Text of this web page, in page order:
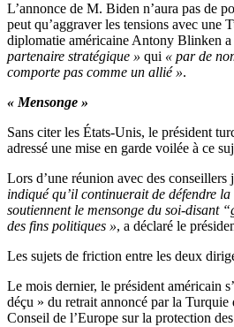
L’annonce de M. Biden n’aura pas de
peut qu’aggraver les tensions avec une
diplomatie américaine Antony Blinken
partenaire stratégique » qui « par de
comporte pas comme un allié ».
« Mensonge »
Sans citer les États-Unis, le président
adressé une mise en garde voilée à ce
Lors d’une réunion avec des
indiqué qu’il continuerait de défendre
soutiennent le mensonge du soi-disant
des fins politiques », a déclaré le
Les sujets de friction entre les deux
Le mois dernier, le président américain
déçu » du retrait annoncé par la Turquie
Conseil de l’Europe sur la protection